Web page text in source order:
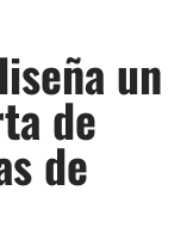
un
de
de